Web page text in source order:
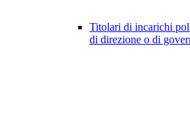
Titolari di incarichi
di direzione o di